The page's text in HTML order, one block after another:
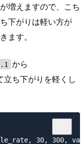
増えますので、こち
下がりは軽い方が
ます。
から
立ち下がりを軽くし